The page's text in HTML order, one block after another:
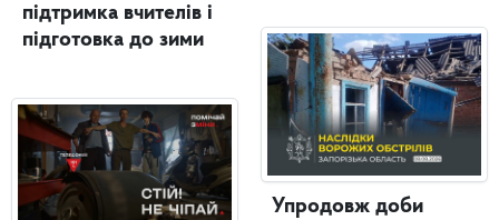
підтримка вчителів і
підготовка до зими
Упродовж доби